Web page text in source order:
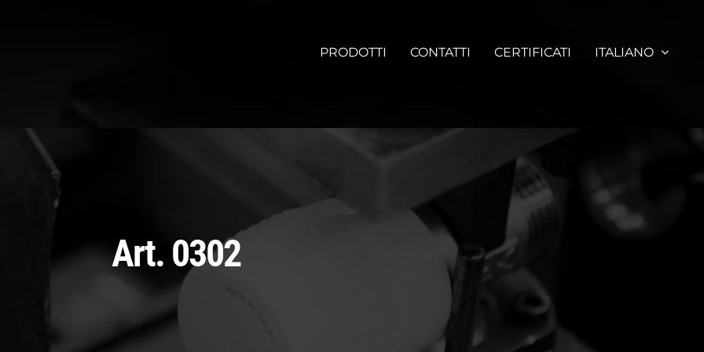
PRODOTTI CONTATTI CERTIFICATI ITALIANO
Art. 0302